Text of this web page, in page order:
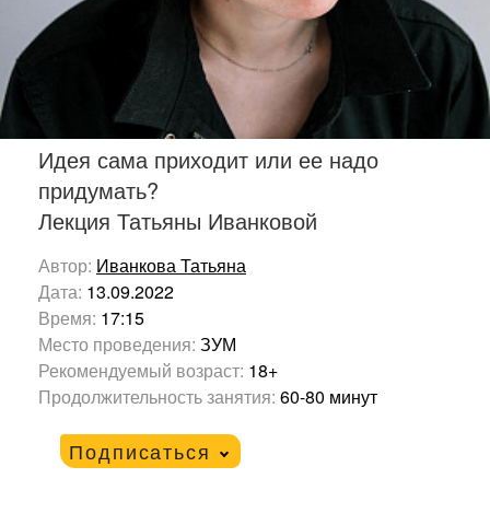
Идея сама приходит или ее надо
придумать?
Лекция Татьяны Иванковой
Автор: Иванкова Татьяна
Дата: 13.09.2022
Время: 17:15
Место проведения: ЗУМ
Рекомендуемый возраст: 18+
Продолжительность занятия: 60-80 минут
Подписаться